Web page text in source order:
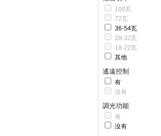
100瓦
72瓦
36-54瓦
28-32瓦
18-22瓦
其他
遙遠控制
有
沒有
調光功能
有
沒有